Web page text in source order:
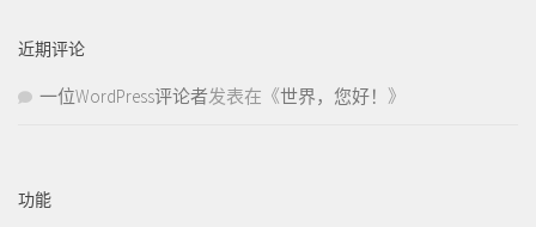
近期评论
一位WordPress评论者发表在《世界，您好！ 》
功能